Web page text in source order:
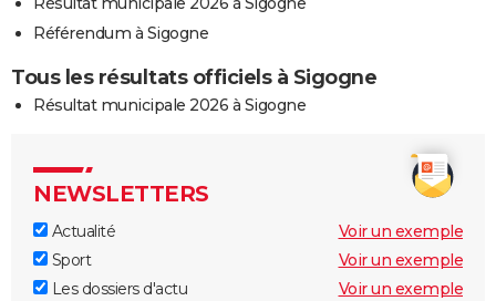
Référendum à Sigogne
Tous les résultats officiels à Sigogne
Résultat municipale 2026 à Sigogne
NEWSLETTERS
Actualité
Voir un exemple
Sport
Voir un exemple
Les dossiers d'actu
Voir un exemple